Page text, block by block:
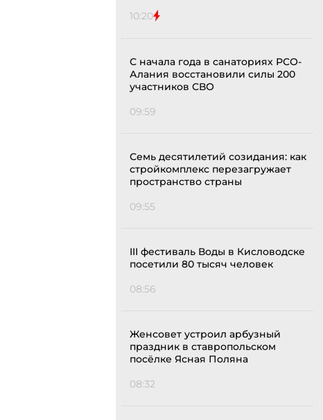
10:20
С начала года в санаториях РСО-
Алания восстановили силы 200
участников СВО
09:59
Семь десятилетий созидания: как
стройкомплекс перезагружает
пространство страны
09:55
III фестиваль Воды в Кисловодске
посетили 80 тысяч человек
08:56
Женсовет устроил арбузный
праздник в ставропольском
посёлке Ясная Поляна
08:32